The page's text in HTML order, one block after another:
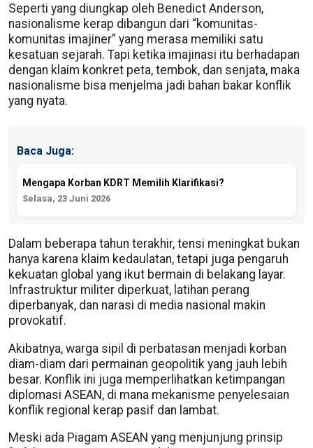
Seperti yang diungkap oleh Benedict Anderson,
nasionalisme kerap dibangun dari “komunitas-
komunitas imajiner” yang merasa memiliki satu
kesatuan sejarah. Tapi ketika imajinasi itu berhadapan
dengan klaim konkret peta, tembok, dan senjata, maka
nasionalisme bisa menjelma jadi bahan bakar konflik
yang nyata.
Baca Juga:
Mengapa Korban KDRT Memilih Klarifikasi?
Selasa, 23 Juni 2026
Dalam beberapa tahun terakhir, tensi meningkat bukan
hanya karena klaim kedaulatan, tetapi juga pengaruh
kekuatan global yang ikut bermain di belakang layar.
Infrastruktur militer diperkuat, latihan perang
diperbanyak, dan narasi di media nasional makin
provokatif.
Akibatnya, warga sipil di perbatasan menjadi korban
diam-diam dari permainan geopolitik yang jauh lebih
besar. Konflik ini juga memperlihatkan ketimpangan
diplomasi ASEAN, di mana mekanisme penyelesaian
konflik regional kerap pasif dan lambat.
Meski ada Piagam ASEAN yang menjunjung prinsip